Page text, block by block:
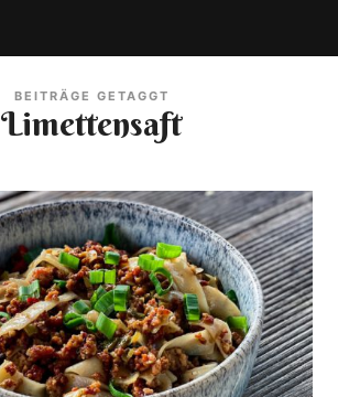
BEITRÄGE GETAGGT
Limettensaft